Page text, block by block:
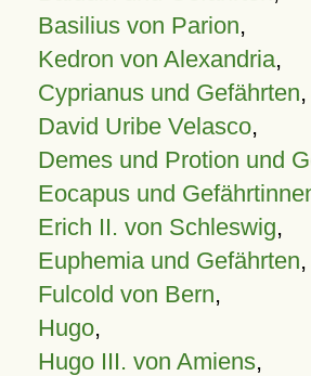
Basilius von Parion,
Kedron von Alexandria,
Cyprianus und Gefährten,
David Uribe Velasco,
Demes und Protion und
Eocapus und
Erich II. von Schleswig,
Euphemia und Gefährten,
Fulcold von Bern,
Hugo,
Hugo III. von Amiens,